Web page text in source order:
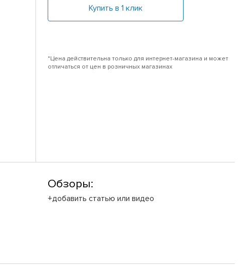
Купить в 1 клик
*Цена действительна только для интернет-магазина и может
отличаться от цен в розничных магазинах
Обзоры:
+добавить статью или видео